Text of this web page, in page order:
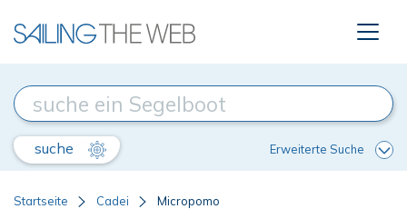
suche Erweiterte Suche
Startseite Cadei Micropomo